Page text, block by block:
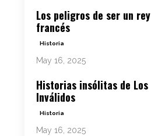
Los peligros de ser un rey
francés
Historia
May 16, 2025
Historias insólitas de Los
Inválidos
Historia
May 16, 2025